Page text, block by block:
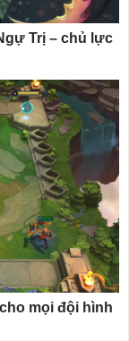
Trị – chủ lực
mọi đội hình